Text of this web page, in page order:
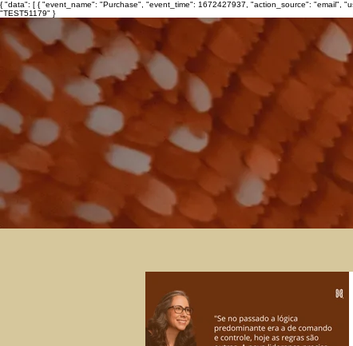
{ "data": [ { "event_name": "Purchase", "event_time": 1672427937, "action_source": "email",
"TEST51179" }